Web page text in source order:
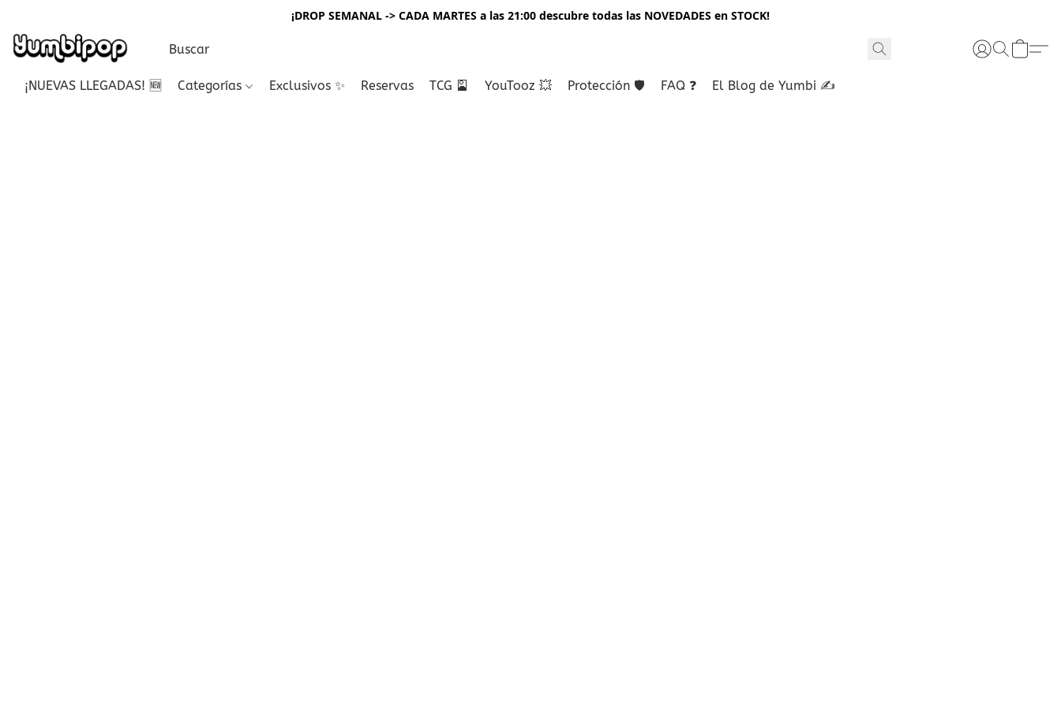
¡DROP SEMANAL -> CADA MARTES a las 21:00 descubre todas las NOVEDADES en STOCK!
¡NUEVAS LLEGADAS! 🆕 Categorías Exclusivos ✨ Reservas TCG 🎴 YouTooz 💥 Protección 🛡️ FAQ ❓ El Blog de Yumbi ✍️